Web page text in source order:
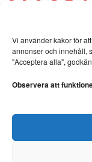
Vi använder kakor för
annonser och innehåll,
"Acceptera alla",
Observera att